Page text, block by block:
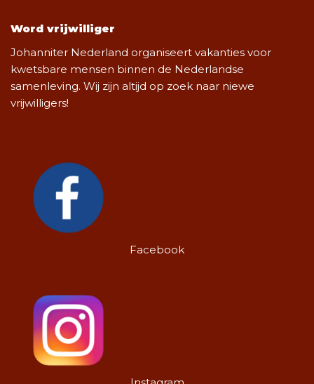
Word vrijwilliger
Johanniter Nederland organiseert vakanties voor
kwetsbare mensen binnen de Nederlandse
samenleving. Wij zijn altijd op zoek naar niewe
vrijwilligers!
Facebook